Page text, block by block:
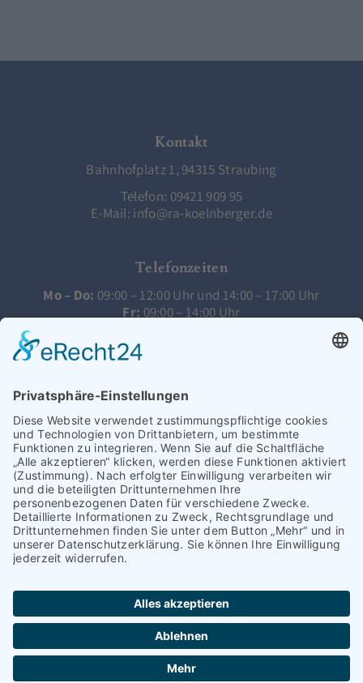
Kontakt
Bahnhofplatz 1, 94315 Straubing
Telefon: 09421 909 95
E-Mail: info@ra-koelnberger.de
Telefonzeiten
Mo – Do: 09:00 – 12:00 Uhr und 14:00 – 17:00 Uhr
Fr: 09:00 – 14:00 Uhr
Termine nach Vereinbarung.
Rechtsgebiete
Familienrecht
Mietrecht
Verkehrsrecht
Sonstige Rechtsgebiete
Weitere Infos
Impressum
Datenschutzerklärung